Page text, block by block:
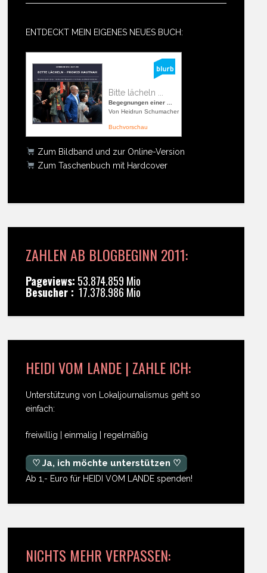
ENTDECKT MEIN EIGENES NEUES BUCH:
Bitte lächeln ...
Begegnungen einer ...
Von Heidrun Schumacher
Buchvorschau
Zum Bildband und zur Online-Version
Zum Taschenbuch mit Hardcover
ZAHLEN AB BLOGBEGINN 2011:
Pageviews: 53.874.859 Mio
Besucher : 17.378.986 Mio
HEIDI VOM LANDE | ZAHLE ICH:
Unterstützung von Lokaljournalismus geht so
einfach:
freiwillig | einmalig | regelmäßig
♡ Ja, ich möchte unterstützen ♡
Ab 1,- Euro für HEIDI VOM LANDE spenden!
NICHTS MEHR VERPASSEN: